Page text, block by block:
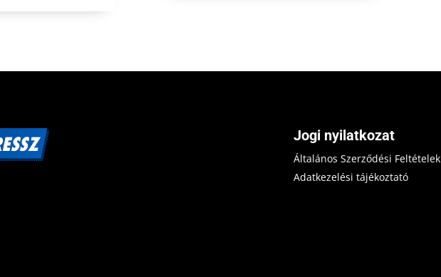
Jogi nyilatkozat
Általános Szerződési Feltételek
Adatkezelési tájékoztató